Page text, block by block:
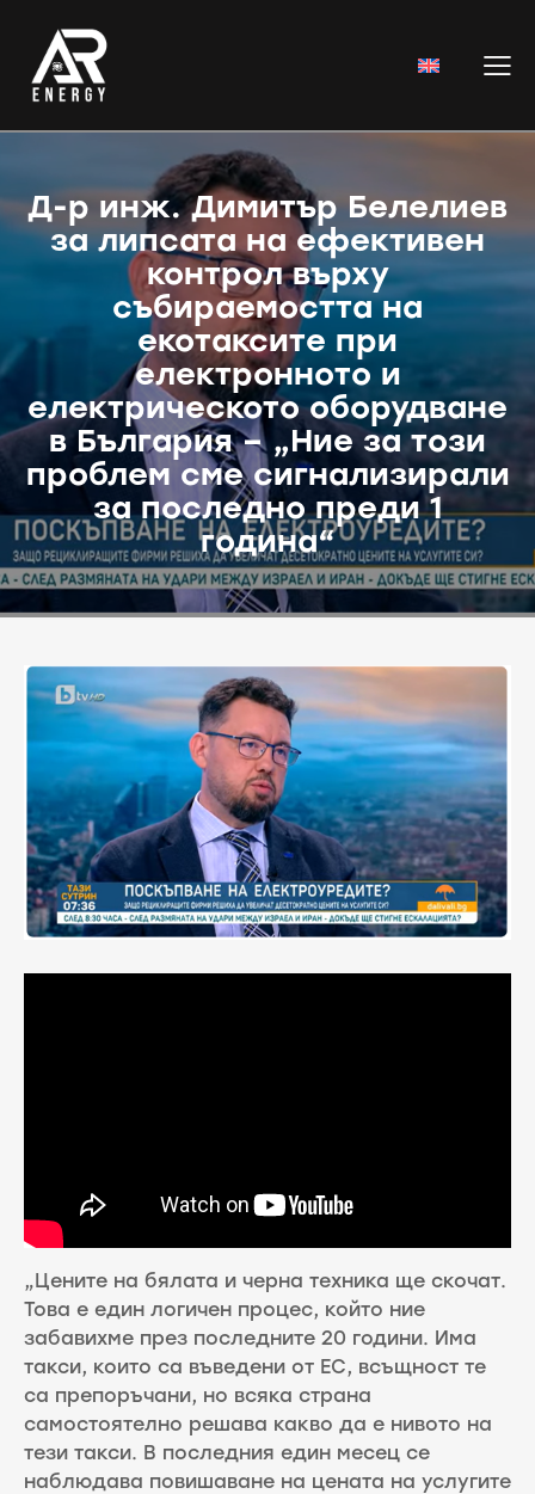
Д-р инж. Димитър Белелиев
за липсата на ефективен
контрол върху
събираемостта на
екотаксите при
електронното и
електрическото оборудване
в България – „Ние за този
проблем сме сигнализирали
за последно преди 1
година“
„Цените на бялата и черна техника ще скочат.
Това е един логичен процес, който ние
забавихме през последните 20 години. Има
такси, които са въведени от ЕС, всъщност те
са препоръчани, но всяка страна
самостоятелно решава какво да е нивото на
тези такси. В последния един месец се
наблюдава повишаване на цената на услугите